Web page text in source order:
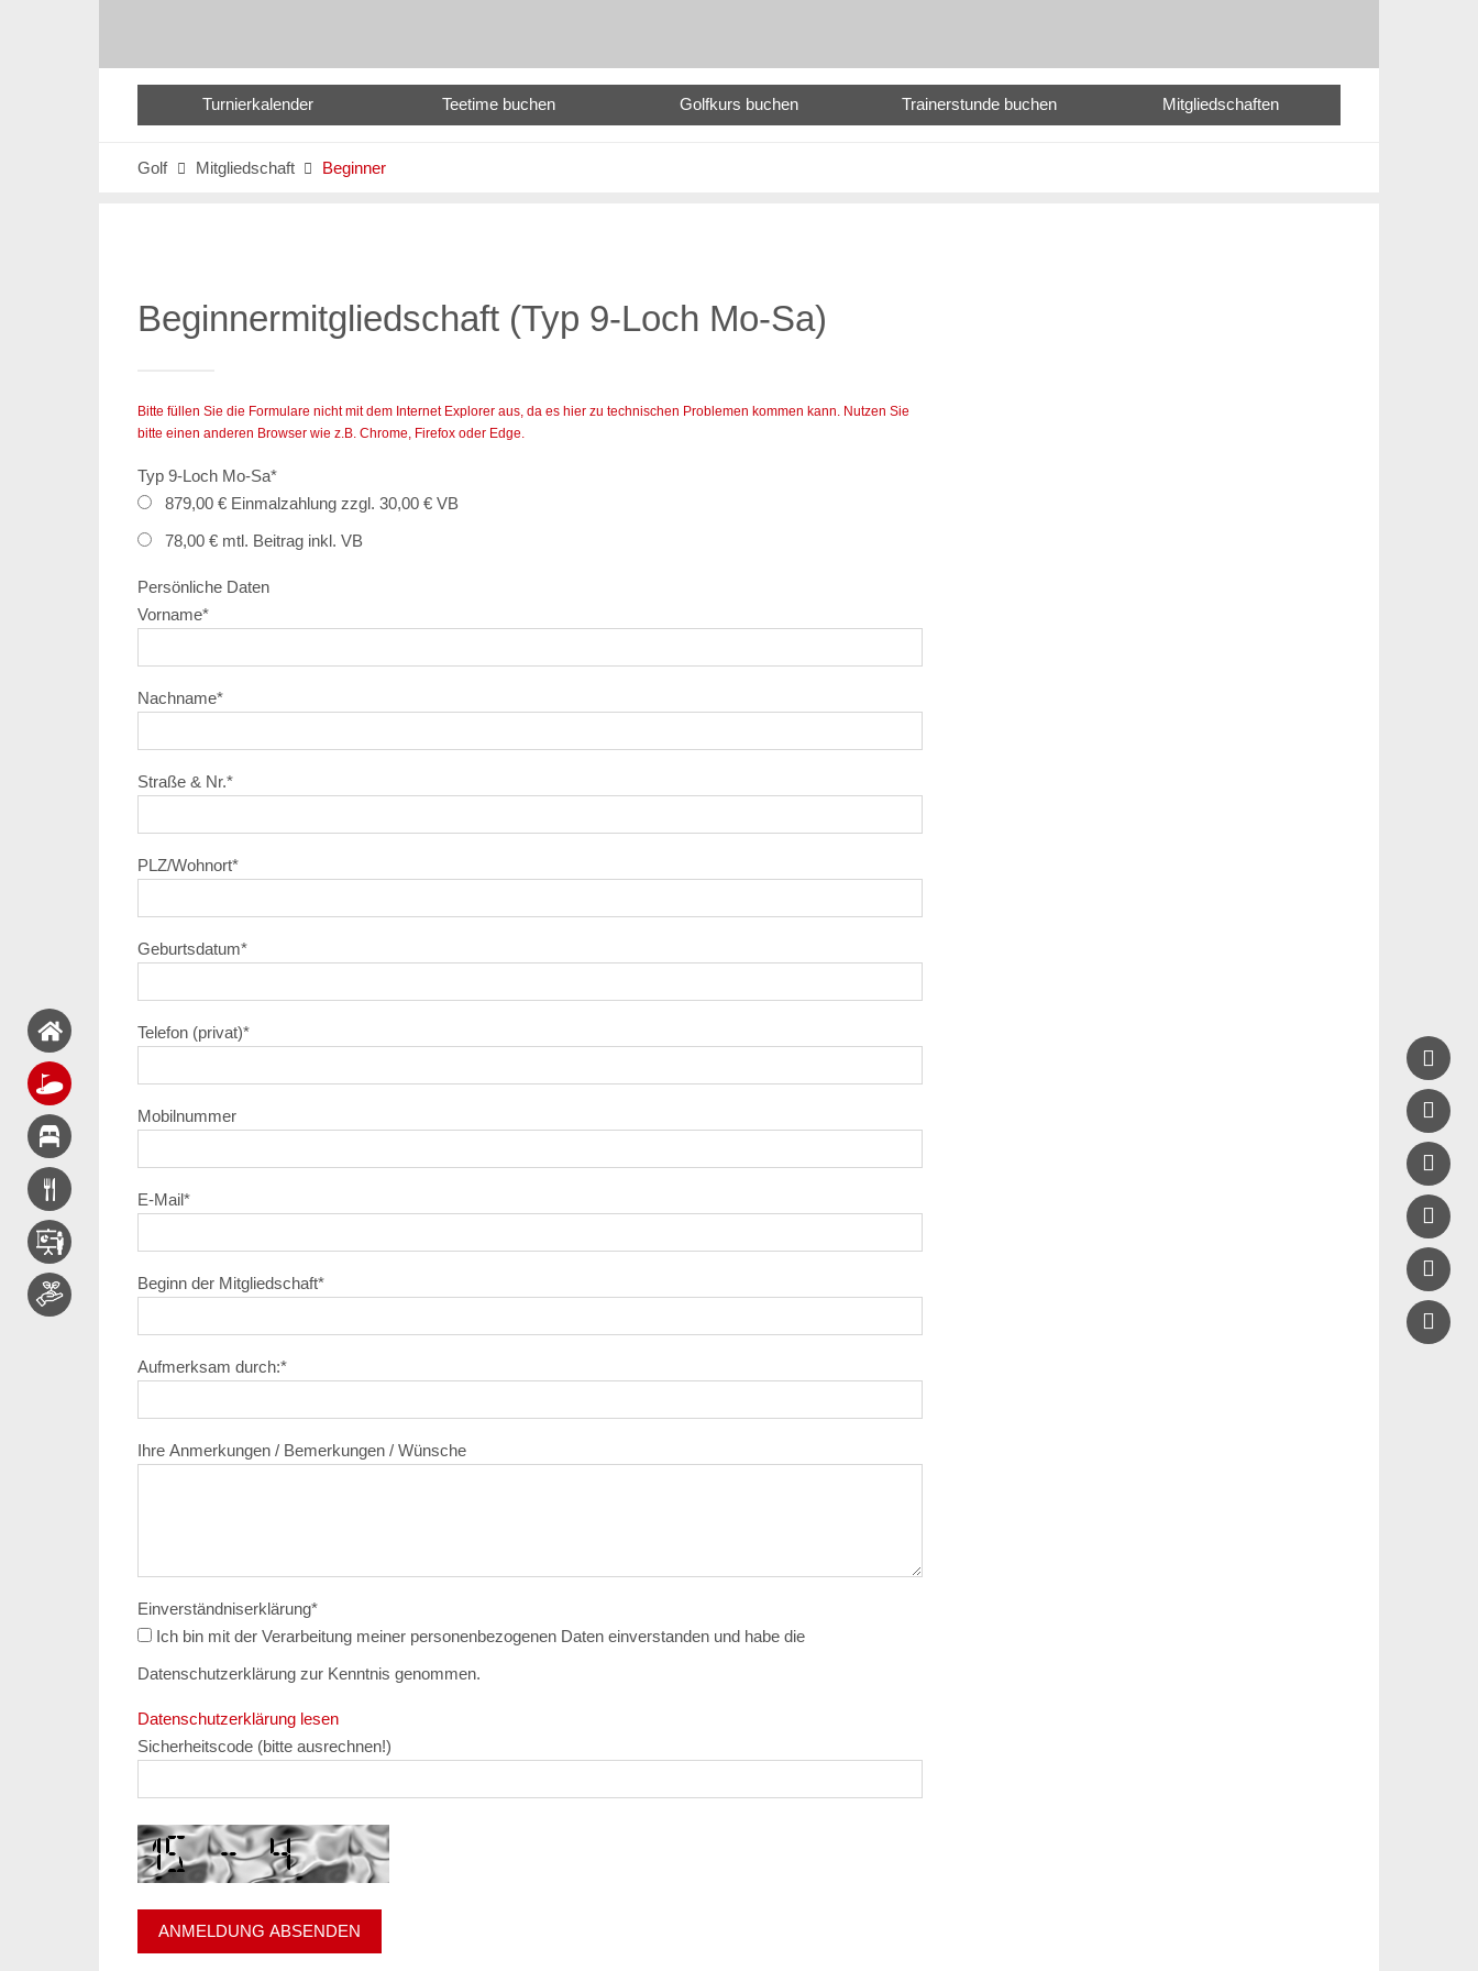
Turnierkalender Teetime buchen Golfkurs buchen Trainerstunde buchen Mitgliedschaften
Golf  Mitgliedschaft  Beginner
Beginnermitgliedschaft (Typ 9-Loch Mo-Sa)
Bitte füllen Sie die Formulare nicht mit dem Internet Explorer aus, da es hier zu technischen Problemen kommen kann. Nutzen Sie
bitte einen anderen Browser wie z.B. Chrome, Firefox oder Edge.
Typ 9-Loch Mo-Sa*
879,00 € Einmalzahlung zzgl. 30,00 € VB
78,00 € mtl. Beitrag inkl. VB
Persönliche Daten
Vorname*
Nachname*
Straße & Nr.*
PLZ/Wohnort*
Geburtsdatum*
Telefon (privat)*
Mobilnummer
E-Mail*
Beginn der Mitgliedschaft*
Aufmerksam durch:*
Ihre Anmerkungen / Bemerkungen / Wünsche
Einverständniserklärung*
Ich bin mit der Verarbeitung meiner personenbezogenen Daten einverstanden und habe die
Datenschutzerklärung zur Kenntnis genommen.
Datenschutzerklärung lesen
Sicherheitscode (bitte ausrechnen!)




